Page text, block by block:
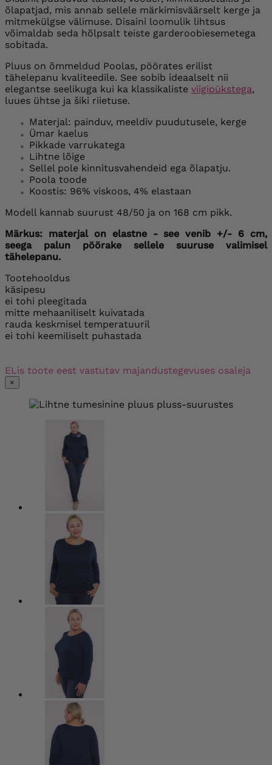
õlapatjad, mis annab sellele märkimisväärselt kerge ja
mitmekülgse välimuse. Disaini loomulik lihtsus
võimaldab seda hõlpsalt teiste garderoobiesemetega
sobitada.
Pluus on õmmeldud Poolas, pöörates erilist
tähelepanu kvaliteedile. See sobib ideaalselt nii
elegantse seelikuga kui ka klassikaliste viigipükstega,
luues ühtse ja šiki riietuse.
Materjal: painduv, meeldiv puudutusele, kerge
Ümar kaelus
Pikkade varrukatega
Lihtne lõige
Sellel pole kinnitusvahendeid ega õlapatju.
Poola toode
Koostis: 96% viskoos, 4% elastaan
Modell kannab suurust 48/50 ja on 168 cm pikk.
Märkus: materjal on elastne - see venib +/- 6 cm,
seega palun pöörake sellele suuruse valimisel
tähelepanu.
Tootehooldus
käsipesu
ei tohi pleegitada
mitte mehaaniliselt kuivatada
rauda keskmisel temperatuuril
ei tohi keemiliselt puhastada
ELis toote eest vastutav majandustegevuses osaleja
×